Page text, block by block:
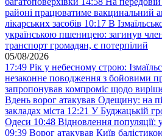
районі працюватиме вакцинальний
лікарських засобів 10:17 В
українською пшеницею: загинув
транспорт громадян, є потерпілий
05/08/2026
17:49 Рік у небесному строю:
незаконне поводження з бойовими
запропонував компроміс щодо
Вдень ворог атакував Одещину: на
закладах міста 12:21 У Буджацькій
Одеси 10:48 Відновлення популяції:
09:39 Ворог атакував Київ